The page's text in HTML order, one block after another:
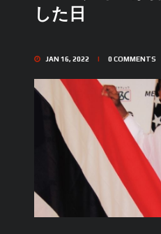
した日
JAN 16, 2022 0COMMENTS